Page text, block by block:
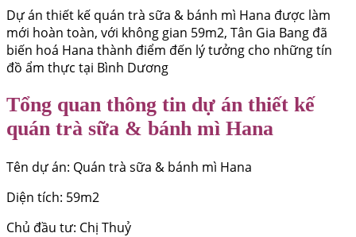
Dự án thiết kế quán trà sữa & bánh mì Hana được làm
mới hoàn toàn, với không gian 59m2, Tân Gia Bang đã
biến hoá Hana thành điểm đến lý tưởng cho những tín
đồ ẩm thực tại Bình Dương
Tổng quan thông tin dự án thiết kế
quán trà sữa & bánh mì Hana
Tên dự án: Quán trà sữa & bánh mì Hana
Diện tích: 59m2
Chủ đầu tư: Chị Thuỷ